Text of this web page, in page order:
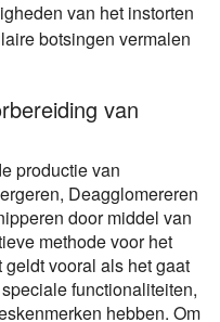
van het instorten
botsingen vermalen
van
productie van
Deagglomereren
door middel van
methode voor het
geldt vooral als het gaat
functionaliteiten,
hebben. Om